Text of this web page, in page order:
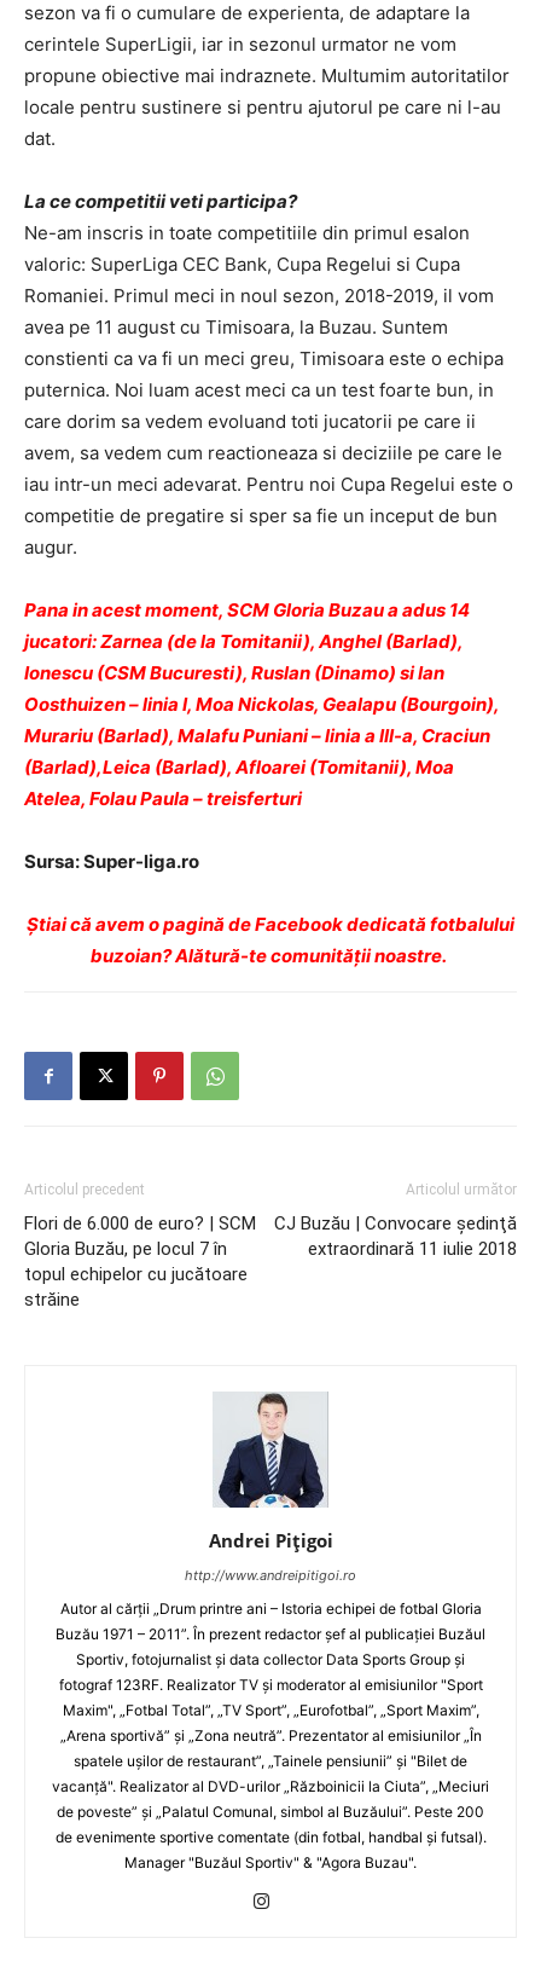
sezon va fi o cumulare de experienta, de adaptare la
cerintele SuperLigii, iar in sezonul urmator ne vom
propune obiective mai indraznete. Multumim autoritatilor
locale pentru sustinere si pentru ajutorul pe care ni l-au
dat.
La ce competitii veti participa?
Ne-am inscris in toate competitiile din primul esalon
valoric: SuperLiga CEC Bank, Cupa Regelui si Cupa
Romaniei. Primul meci in noul sezon, 2018-2019, il vom
avea pe 11 august cu Timisoara, la Buzau. Suntem
constienti ca va fi un meci greu, Timisoara este o echipa
puternica. Noi luam acest meci ca un test foarte bun, in
care dorim sa vedem evoluand toti jucatorii pe care ii
avem, sa vedem cum reactioneaza si deciziile pe care le
iau intr-un meci adevarat. Pentru noi Cupa Regelui este o
competitie de pregatire si sper sa fie un inceput de bun
augur.
Pana in acest moment, SCM Gloria Buzau a adus 14
jucatori: Zarnea (de la Tomitanii), Anghel (Barlad),
Ionescu (CSM Bucuresti), Ruslan (Dinamo) si Ian
Oosthuizen – linia I, Moa Nickolas, Gealapu (Bourgoin),
Murariu (Barlad), Malafu Puniani – linia a III-a, Craciun
(Barlad),Leica (Barlad), Afloarei (Tomitanii), Moa
Atelea, Folau Paula – treisferturi
Sursa: Super-liga.ro
Ştiai că avem o pagină de Facebook dedicată fotbalului
buzoian? Alătură-te comunității noastre.
Articolul precedent
Flori de 6.000 de euro? | SCM
Gloria Buzău, pe locul 7 în
topul echipelor cu jucătoare
străine
Articolul următor
CJ Buzău | Convocare şedinţă
extraordinară 11 iulie 2018
Andrei Pițigoi
http://www.andreipitigoi.ro
Autor al cărţii „Drum printre ani – Istoria echipei de fotbal Gloria
Buzău 1971 – 2011”. În prezent redactor şef al publicaţiei Buzăul
Sportiv, fotojurnalist şi data collector Data Sports Group şi
fotograf 123RF. Realizator TV şi moderator al emisiunilor "Sport
Maxim", „Fotbal Total”, „TV Sport”, „Eurofotbal”, „Sport Maxim”,
„Arena sportivă” şi „Zona neutră”. Prezentator al emisiunilor „În
spatele uşilor de restaurant”, „Tainele pensiunii” şi "Bilet de
vacanţă". Realizator al DVD-urilor „Războinicii la Ciuta”, „Meciuri
de poveste” şi „Palatul Comunal, simbol al Buzăului”. Peste 200
de evenimente sportive comentate (din fotbal, handbal şi futsal).
Manager "Buzăul Sportiv" & "Agora Buzau".